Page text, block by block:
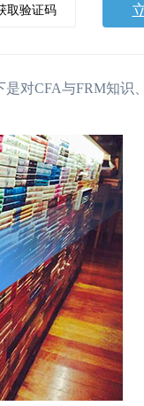
取验证码
对CFA与FRM知识